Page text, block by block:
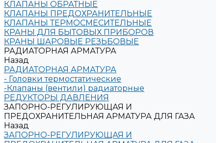
КЛАПАНЫ ОБРАТНЫЕ
КЛАПАНЫ ПРЕДОХРАНИТЕЛЬНЫЕ
КЛАПАНЫ ТЕРМОСМЕСИТЕЛЬНЫЕ
КРАНЫ ДЛЯ БЫТОВЫХ ПРИБОРОВ
КРАНЫ ШАРОВЫЕ РЕЗЬБОВЫЕ
РАДИАТОРНАЯ АРМАТУРА
Назад
РАДИАТОРНАЯ АРМАТУРА
- Головки термостатические
-Клапаны (вентили) радиаторные
РЕДУКТОРЫ ДАВЛЕНИЯ
ЗАПОРНО-РЕГУЛИРУЮЩАЯ И
ПРЕДОХРАНИТЕЛЬНАЯ АРМАТУРА ДЛЯ ГАЗА
Назад
ЗАПОРНО-РЕГУЛИРУЮЩАЯ И